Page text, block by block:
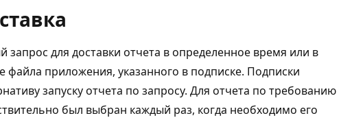
для доставки отчета в определенное время или в
файла приложения, указанного в подписке. Подписки
запуску отчета по запросу. Для отчета по требованию
был выбран каждый раз, когда необходимо его